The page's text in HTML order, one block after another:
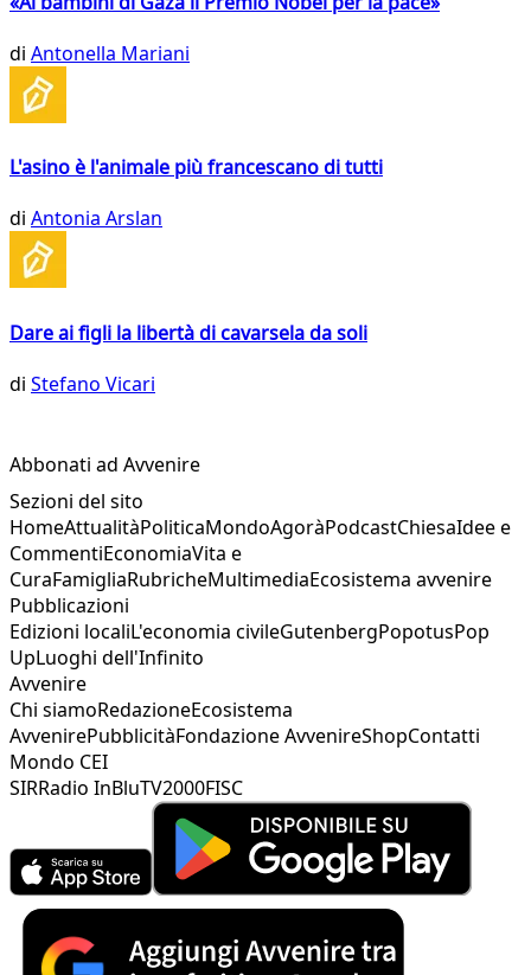
di Antonella Mariani
L'asino è l'animale più francescano di tutti
di Antonia Arslan
Dare ai figli la libertà di cavarsela da soli
di Stefano Vicari
Abbonati ad Avvenire
Sezioni del sito
HomeAttualitàPoliticaMondoAgoràPodcastChiesaIdee e
CommentiEconomiaVita e
CuraFamigliaRubricheMultimediaEcosistema avvenire
Pubblicazioni
Edizioni localiL'economia civileGutenbergPopotusPop
UpLuoghi dell'Infinito
Avvenire
Chi siamoRedazioneEcosistema
AvvenirePubblicitàFondazione AvvenireShopContatti
Mondo CEI
SIRRadio InBluTV2000FISC